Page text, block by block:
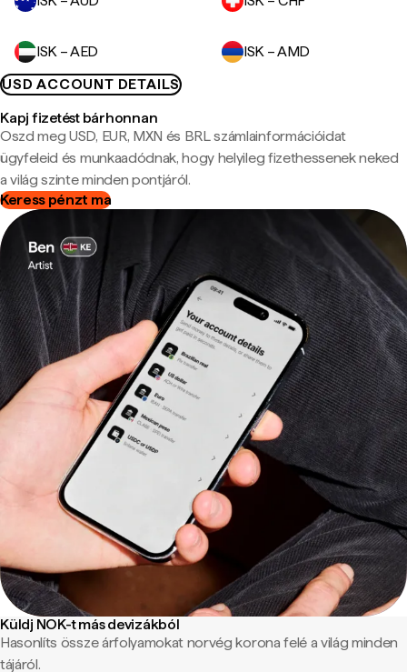
ISK – AED
ISK – AMD
USD ACCOUNT DETAILS
Kapj fizetést bárhonnan
Oszd meg USD, EUR, MXN és BRL számlainformációidat
ügyfeleid és munkaadódnak, hogy helyileg fizethessenek neked
a világ szinte minden pontjáról.
Keress pénzt ma
Küldj NOK-t más devizákból
Hasonlíts össze árfolyamokat norvég korona felé a világ minden
tájáról.